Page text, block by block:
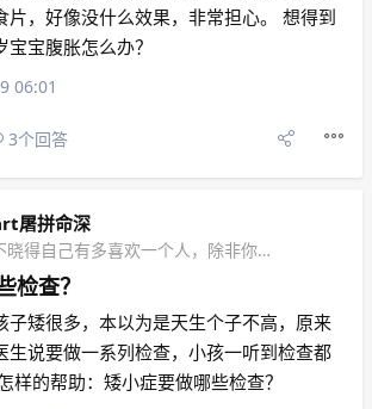
片，好像没什么效果，非常担心。 想得到
宝腹胀怎么办？
06:01
3个回答
屠拼命深
你永远也不晓得自己有多喜欢一个人，除非你看见他和别人在一起
检查？
子矮很多，本以为是天生个子不高，原来
生说要做一系列检查，小孩一听到检查都
样的帮助：矮小症要做哪些检查？